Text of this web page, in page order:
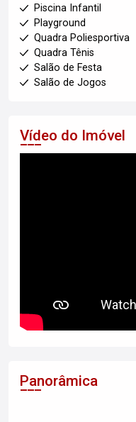
Piscina Infantil
Playground
Quadra Poliesportiva
Quadra Tênis
Salão de Festa
Salão de Jogos
Vídeo do Imóvel
Panorâmica